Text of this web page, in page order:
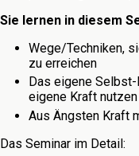
Sie lernen in diesem
Wege/Techniken,
zu erreichen
Das eigene
eigene Kraft nutzen
Aus Ängsten Kraft
Das Seminar im Detail: